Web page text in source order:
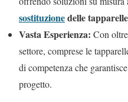
sostituzionedelle tapparelle
Vasta Esperienza: Con
settore, comprese le
di competenza che
progetto.